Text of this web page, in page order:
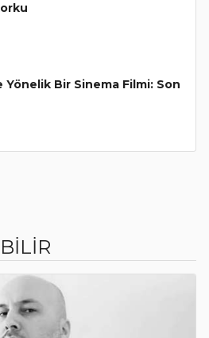
Bir Sinema Filmi: Son